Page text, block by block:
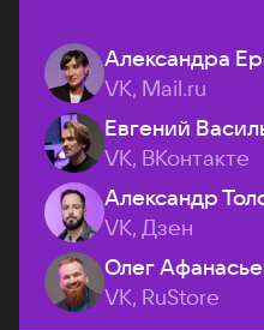
Александра
VK, Mail.ru
Евгений
VK, ВКонтакте
Александр
VK, Дзен
Олег
VK, RuStore